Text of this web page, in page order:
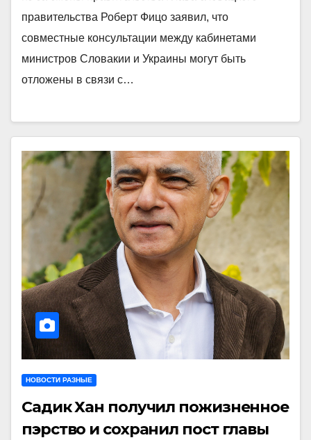
правительства Роберт Фицо заявил, что
совместные консультации между кабинетами
министров Словакии и Украины могут быть
отложены в связи с…
НОВОСТИ РАЗНЫЕ
Садик Хан получил пожизненное
пэрство и сохранил пост главы